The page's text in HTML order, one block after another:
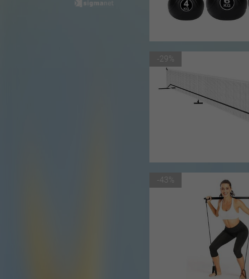
-29%
-43%